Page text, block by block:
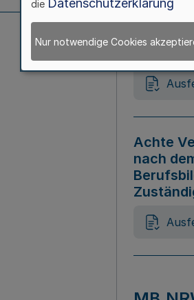
Gesetz
Achte
nach
die Datenschutzerklärung
Nur notwendige Cookies